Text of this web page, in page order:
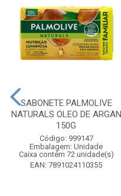
SABONETE PALMOLIVE
NATURALS OLEO DE ARGAN
150G
Código: 999147
Embalagem: Unidade
Caixa contém 72 unidade(s)
EAN: 7891024110355